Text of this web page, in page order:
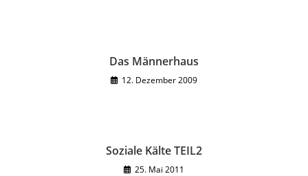
Das Männerhaus
12. Dezember 2009
Soziale Kälte TEIL2
25. Mai 2011